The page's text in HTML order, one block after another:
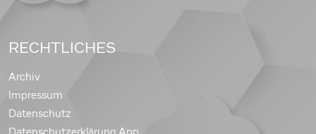
RECHTLICHES
Archiv
Impressum
Datenschutz